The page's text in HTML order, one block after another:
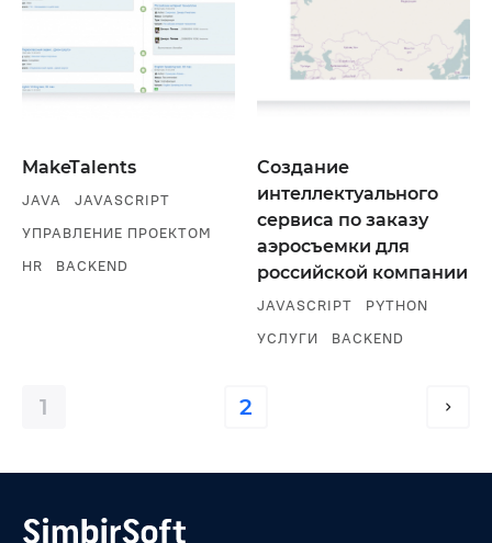
MakeTalents
JAVA
JAVASCRIPT
УПРАВЛЕНИЕ ПРОЕКТОМ
HR
BACKEND
Создание
интеллектуального
сервиса по заказу
аэросъемки для
российской компании
JAVASCRIPT
PYTHON
УСЛУГИ
BACKEND
1 2